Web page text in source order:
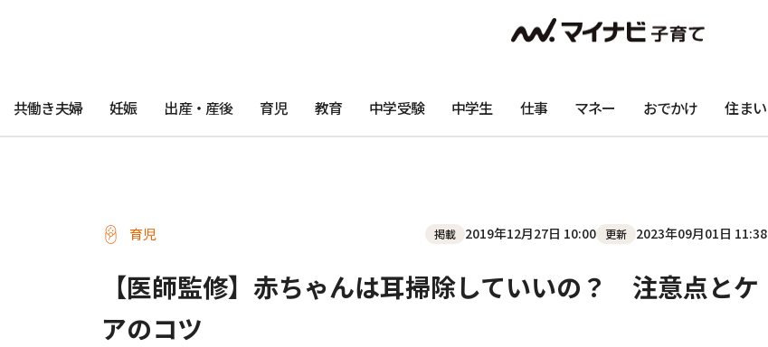
共働き夫婦 妊娠 出産・産後 育児 教育 中学受験 中学生 仕事 マネー おでかけ 住まい
育児 掲載 2019年12月27日 10:00 更新 2023年09月01日 11:38
【医師監修】赤ちゃんは耳掃除していいの？ 注意点とケ
アのコツ